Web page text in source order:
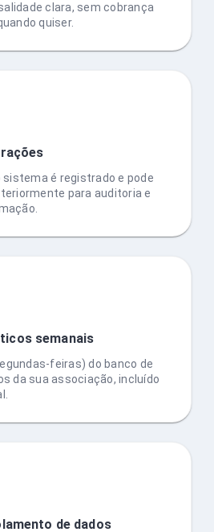
clara, sem cobrança
quiser.
sistema é registrado e pode
para auditoria e
semanais
feiras) do banco de
da sua associação, incluído
de dados